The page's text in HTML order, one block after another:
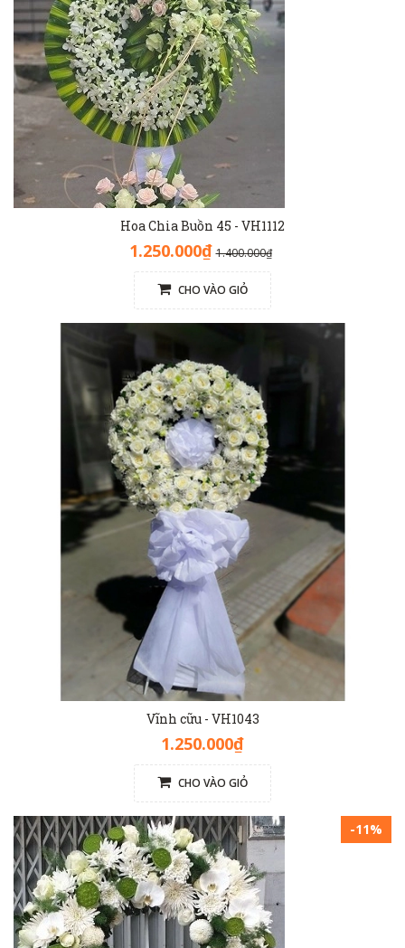
Hoa Chia Buồn 45 - VH1112
1.250.000₫ 1.400.000₫
CHO VÀO GIỎ
Vĩnh cữu - VH1043
1.250.000₫
CHO VÀO GIỎ
-11%